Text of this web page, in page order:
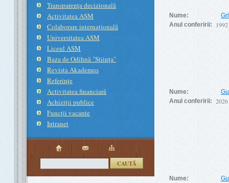
Transparenţa decizională
Activitatea AŞM
Colaborare internaţională
Universitatea ASM
Liceul ASM
Baza de Odihnă "Ştiinţa"
Revista Akademos
Referinţe
Activitatea financiară
Achiziţii publice
Funcţii vacante
Intranet
CAUTĂ
Nume:
Anul conferirii:
1992
Nume:
Anul conferirii: 2026
Nume: